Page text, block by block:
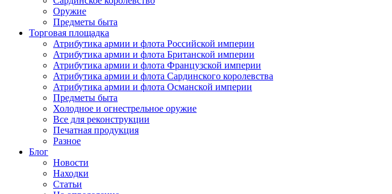
Оружие
Предметы быта
Торговая площадка
Атрибутика армии и флота Российской империи
Атрибутика армии и флота Британской империи
Атрибутика армии и флота Французской империи
Атрибутика армии и флота Сардинского королевства
Атрибутика армии и флота Османской империи
Предметы быта
Холодное и огнестрельное оружие
Все для реконструкции
Печатная продукция
Разное
Блог
Новости
Находки
Статьи